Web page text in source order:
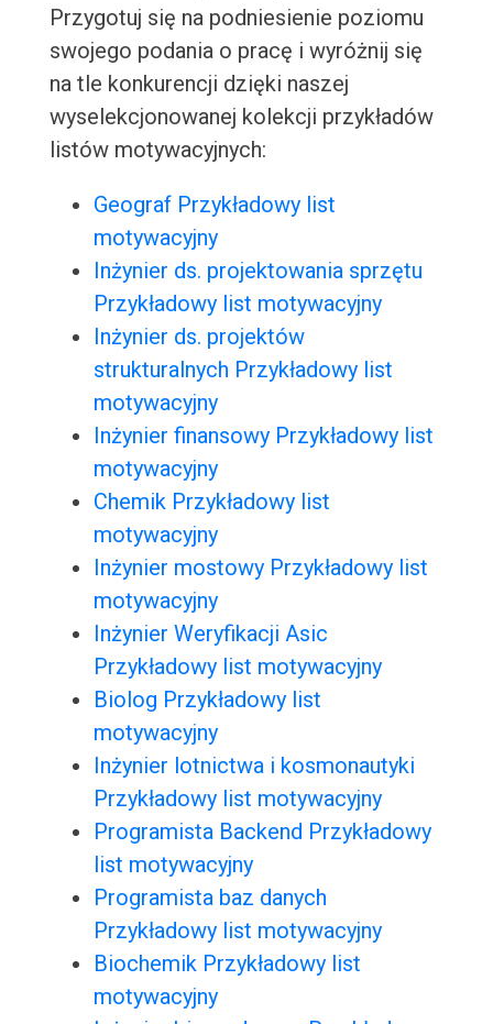
Przygotuj się na podniesienie poziomu
swojego podania o pracę i wyróżnij się
na tle konkurencji dzięki naszej
wyselekcjonowanej kolekcji przykładów
listów motywacyjnych:
Geograf Przykładowy list
motywacyjny
Inżynier ds. projektowania sprzętu
Przykładowy list motywacyjny
Inżynier ds. projektów
strukturalnych Przykładowy list
motywacyjny
Inżynier finansowy Przykładowy list
motywacyjny
Chemik Przykładowy list
motywacyjny
Inżynier mostowy Przykładowy list
motywacyjny
Inżynier Weryfikacji Asic
Przykładowy list motywacyjny
Biolog Przykładowy list
motywacyjny
Inżynier lotnictwa i kosmonautyki
Przykładowy list motywacyjny
Programista Backend Przykładowy
list motywacyjny
Programista baz danych
Przykładowy list motywacyjny
Biochemik Przykładowy list
motywacyjny